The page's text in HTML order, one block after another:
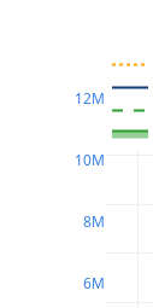
6M
8M
10M
12M